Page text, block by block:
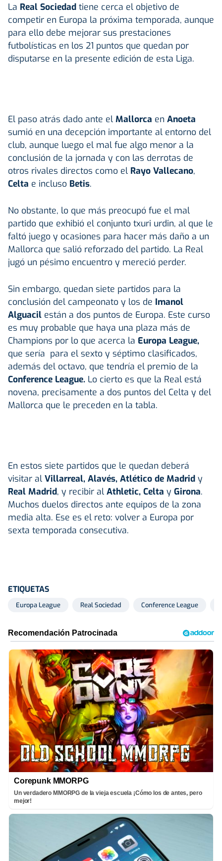
La Real Sociedad tiene cerca el objetivo de
competir en Europa la próxima temporada, aunque
para ello debe mejorar sus prestaciones
futbolísticas en los 21 puntos que quedan por
disputarse en la presente edición de esta Liga.
El paso atrás dado ante el Mallorca en Anoeta
sumió en una decepción importante al entorno del
club, aunque luego el mal fue algo menor a la
conclusión de la jornada y con las derrotas de
otros rivales directos como el Rayo Vallecano,
Celta e incluso Betis.
No obstante, lo que más preocupó fue el mal
partido que exhibió el conjunto txuri urdin, al que le
faltó juego y ocasiones para hacer más daño a un
Mallorca que salió reforzado del partido. La Real
jugó un pésimo encuentro y mereció perder.
Sin embargo, quedan siete partidos para la
conclusión del campeonato y los de Imanol
Alguacil están a dos puntos de Europa. Este curso
es muy probable que haya una plaza más de
Champions por lo que acerca la Europa League,
que sería para el sexto y séptimo clasificados,
además del octavo, que tendría el premio de la
Conference League. Lo cierto es que la Real está
novena, precisamente a dos puntos del Celta y del
Mallorca que le preceden en la tabla.
En estos siete partidos que le quedan deberá
visitar al Villarreal, Alavés, Atlético de Madrid y
Real Madrid, y recibir al Athletic, Celta y Girona.
Muchos duelos directos ante equipos de la zona
media alta. Ese es el reto: volver a Europa por
sexta temporada consecutiva.
ETIQUETAS
Europa League Real Sociedad Conference League
Corepunk MMORPG
Un verdadero MMORPG de la vieja escuela ¡Cómo los de antes, pero
mejor!